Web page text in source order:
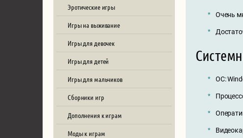
Эротические игры
Игры на выживание
Игры для девочек
Игры для детей
Игры для мальчиков
Сборники игр
Дополнения к играм
Моды к играм
Очень
ОС: